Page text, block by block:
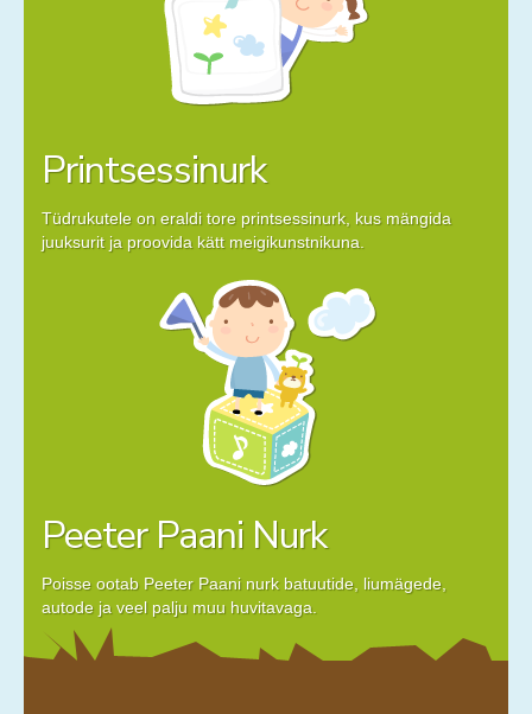
Printsessinurk
Tüdrukutele on eraldi tore printsessinurk, kus mängida
juuksurit ja proovida kätt meigikunstnikuna.
Peeter Paani Nurk
Poisse ootab Peeter Paani nurk batuutide, liumägede,
autode ja veel palju muu huvitavaga.